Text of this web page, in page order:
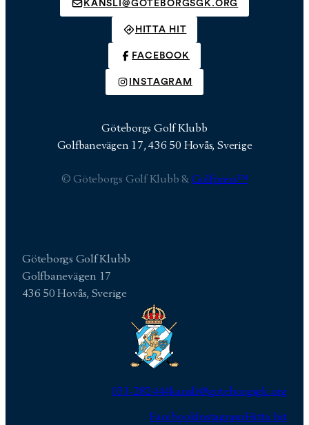
KANSLI@GOTEBORGSGK.ORG
HITTA HIT
FACEBOOK
INSTAGRAM
Göteborgs Golf Klubb
Golfbanevägen 17, 436 50 Hovås, Sverige
© Göteborgs Golf Klubb & Golfpress™
Göteborgs Golf Klubb
Golfbanevägen 17
436 50 Hovås, Sverige
031-282444kansli@goteborgsgk.org
FacebookInstagramHitta hit